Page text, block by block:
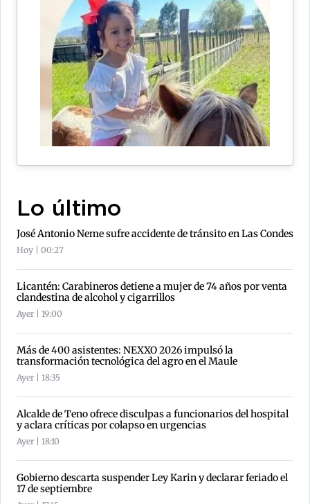
Lo último
José Antonio Neme sufre accidente de tránsito en Las Condes
Hoy | 00:27
Licantén: Carabineros detiene a mujer de 74 años por venta
clandestina de alcohol y cigarrillos
Ayer | 19:00
Más de 400 asistentes: NEXXO 2026 impulsó la
transformación tecnológica del agro en el Maule
Ayer | 18:35
Alcalde de Teno ofrece disculpas a funcionarios del hospital
y aclara críticas por colapso en urgencias
Ayer | 18:10
Gobierno descarta suspender Ley Karin y declarar feriado el
17 de septiembre